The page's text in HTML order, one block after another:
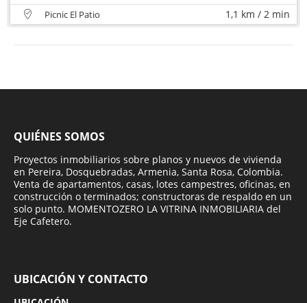
Picnic El Patio 1,1 km / 2 min
QUIÉNES SOMOS
Proyectos inmobiliarios sobre planos y nuevos de vivienda
en Pereira, Dosquebradas, Armenia, Santa Rosa, Colombia.
Venta de apartamentos, casas, lotes campestres, oficinas, en
construcción o terminados; constructoras de respaldo en un
solo punto. MOMENTOZERO LA VITRINA INMOBILIARIA del
Eje Cafetero.
UBICACIÓN Y CONTACTO